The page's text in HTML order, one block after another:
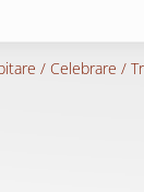
/ Celebrare /